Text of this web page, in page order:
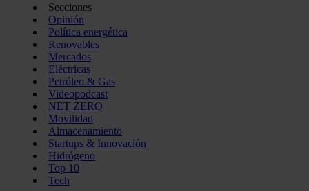
Secciones
Opinión
Política energética
Renovables
Mercados
Eléctricas
Petróleo & Gas
Videopodcast
NET ZERO
Movilidad
Almacenamiento
Startups & Innovación
Hidrógeno
Top 10
Tech